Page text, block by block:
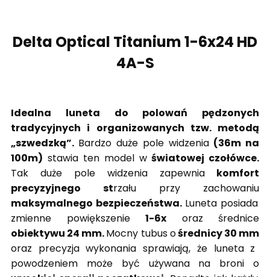
Delta Optical Titanium 1-6x24 HD
4A-S
Idealna luneta do polowań pędzonych
tradycyjnych i organizowanych tzw. metodą
„szwedzką”. Bardzo duże pole widzenia (36m na
100m) stawia ten model w światowej czołówce.
Tak duże pole widzenia zapewnia komfort
precyzyjnego strzału przy zachowaniu
maksymalnego bezpieczeństwa. Luneta posiada
zmienne powiększenie 1-6x oraz średnice
obiektywu 24 mm.Mocny tubus ośrednicy30 mm
oraz precyzja wykonania sprawiają, że luneta z
powodzeniem może być używana na broni o